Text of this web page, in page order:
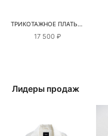
ТРИКОТАЖНОЕ ПЛАТЬЕ С ОТКРЫТЫМИ ПЛЕЧАМИ
17 500 ₽
Лидеры продаж